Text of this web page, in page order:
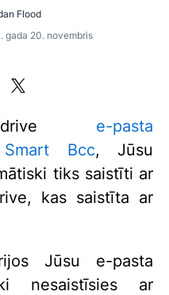
Flood
gada 20. novembris
e-pasta
Smart Bcc, Jūsu
tiks saistīti ar
kas saistīta ar
Jūsu e-pasta
nesaistīsies ar